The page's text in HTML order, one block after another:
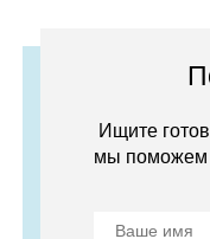
Ищите
мы поможем